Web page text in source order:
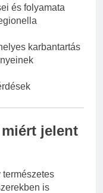
és folyamata
karbantartás
jelent
is